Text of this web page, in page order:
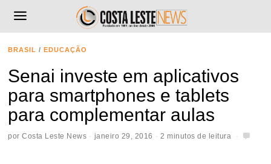
BRASIL / EDUCAÇÃO
Senai investe em aplicativos
para smartphones e tablets
para complementar aulas
porCosta Leste News janeiro 29, 2016 2 minutos de leitura